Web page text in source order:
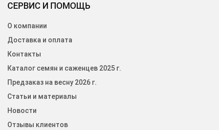
СЕРВИС И ПОМОЩЬ
О компании
Доставка и оплата
Контакты
Каталог семян и саженцев 2025 г.
Предзаказ на весну 2026 г.
Статьи и материалы
Новости
Отзывы клиентов